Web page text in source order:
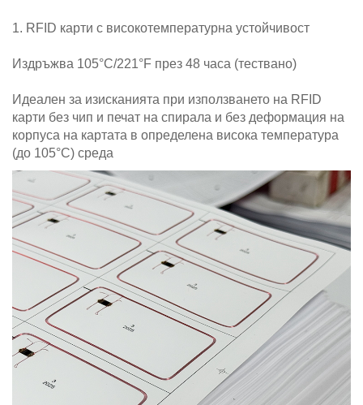
1. RFID карти с високотемпературна устойчивост
Издръжва 105°C/221°F през 48 часа (тествано)
Идеален за изисканията при използването на RFID
карти без чип и печат на спирала и без деформация на
корпуса на картата в определена висока температура
(до 105°C) среда